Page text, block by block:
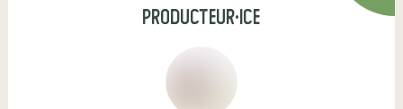
producteur·ice